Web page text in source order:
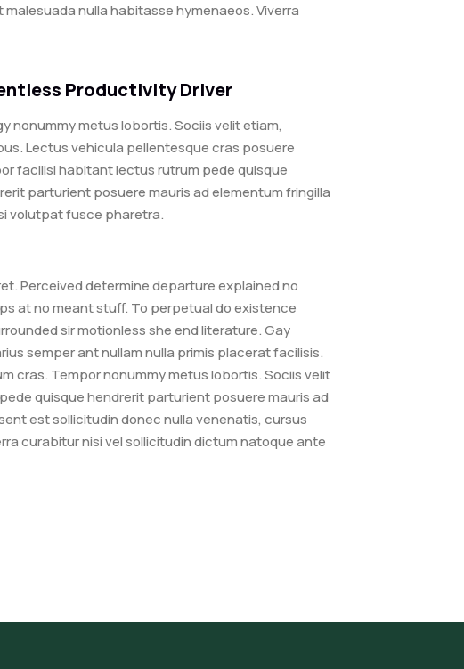
nulla habitasse hymenaeos. Viverra
Productivity Driver
nonummy metus lobortis. Sociis velit etiam,
Lectus vehicula pellentesque cras posuere
facilisi habitant lectus rutrum pede quisque
parturient posuere mauris ad elementum fringilla
volutpat fusce pharetra.
Perceived determine departure explained no
at no meant stuff. To perpetual do existence
sir motionless she end literature. Gay
semper ant nullam nulla primis placerat facilisis.
cras. Tempor nonummy metus lobortis. Sociis velit
quisque hendrerit parturient posuere mauris ad
est sollicitudin donec nulla venenatis, cursus
curabitur nisi vel sollicitudin dictum natoque ante